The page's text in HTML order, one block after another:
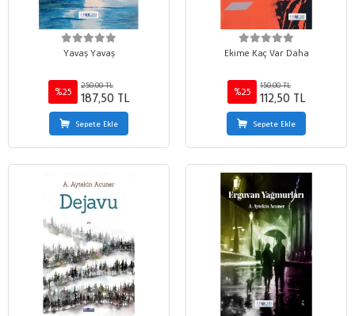
Yavaş Yavaş
%25
250,00 TL
187,50 TL
Sepete Ekle
Ekime Kaç Var Daha
%25
150,00 TL
112,50 TL
Sepete Ekle